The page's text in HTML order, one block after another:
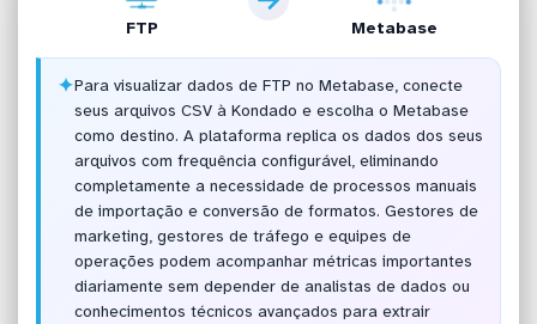
FTP Metabase
✦Para visualizar dados de FTP no Metabase, conecte
seus arquivos CSV à Kondado e escolha o Metabase
como destino. A plataforma replica os dados dos seus
arquivos com frequência configurável, eliminando
completamente a necessidade de processos manuais
de importação e conversão de formatos. Gestores de
marketing, gestores de tráfego e equipes de
operações podem acompanhar métricas importantes
diariamente sem depender de analistas de dados ou
conhecimentos técnicos avançados para extrair